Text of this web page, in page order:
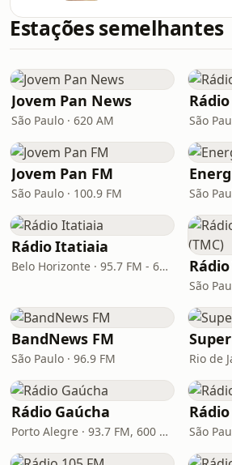
Estações semelhantes
Jovem Pan News
São Paulo · 620 AM São
Jovem Pan FM
São Paulo · 100.9 FM São
Rádio Itatiaia
Belo Horizonte · 95.7 FM - 610 AM
São
BandNews FM
São Paulo · 96.9 FM Rio de
Rádio Gaúcha
Porto Alegre · 93.7 FM, 600 AM
Rádio
São